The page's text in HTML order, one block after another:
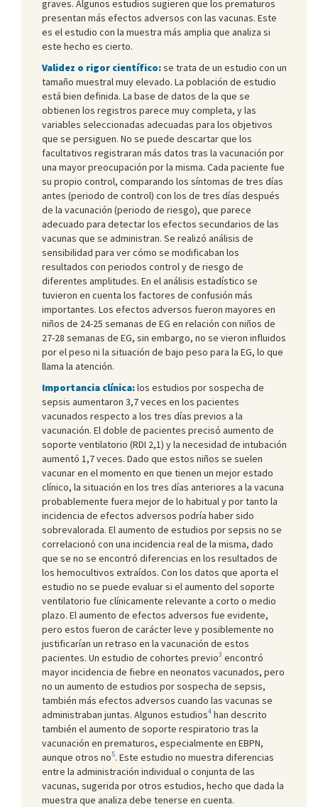
graves. Algunos estudios sugieren que los prematuros
presentan más efectos adversos con las vacunas. Este
es el estudio con la muestra más amplia que analiza si
este hecho es cierto.
Validez o rigor científico:se trata de un estudio con un
tamaño muestral muy elevado. La población de estudio
está bien definida. La base de datos de la que se
obtienen los registros parece muy completa, y las
variables seleccionadas adecuadas para los objetivos
que se persiguen. No se puede descartar que los
facultativos registraran más datos tras la vacunación por
una mayor preocupación por la misma. Cada paciente fue
su propio control, comparando los síntomas de tres días
antes (periodo de control) con los de tres días después
de la vacunación (periodo de riesgo), que parece
adecuado para detectar los efectos secundarios de las
vacunas que se administran. Se realizó análisis de
sensibilidad para ver cómo se modificaban los
resultados con periodos control y de riesgo de
diferentes amplitudes. En el análisis estadístico se
tuvieron en cuenta los factores de confusión más
importantes. Los efectos adversos fueron mayores en
niños de 24-25 semanas de EG en relación con niños de
27-28 semanas de EG, sin embargo, no se vieron influidos
por el peso ni la situación de bajo peso para la EG, lo que
llama la atención.
Importancia clínica:los estudios por sospecha de
sepsis aumentaron 3,7 veces en los pacientes
vacunados respecto a los tres días previos a la
vacunación. El doble de pacientes precisó aumento de
soporte ventilatorio (RDI 2,1) y la necesidad de intubación
aumentó 1,7 veces. Dado que estos niños se suelen
vacunar en el momento en que tienen un mejor estado
clínico, la situación en los tres días anteriores a la vacuna
probablemente fuera mejor de lo habitual y por tanto la
incidencia de efectos adversos podría haber sido
sobrevalorada. El aumento de estudios por sepsis no se
correlacionó con una incidencia real de la misma, dado
que se no se encontró diferencias en los resultados de
los hemocultivos extraídos. Con los datos que aporta el
estudio no se puede evaluar si el aumento del soporte
ventilatorio fue clínicamente relevante a corto o medio
plazo. El aumento de efectos adversos fue evidente,
pero estos fueron de carácter leve y posiblemente no
justificarían un retraso en la vacunación de estos
pacientes. Un estudio de cohortes previo3 encontró
mayor incidencia de fiebre en neonatos vacunados, pero
no un aumento de estudios por sospecha de sepsis,
también más efectos adversos cuando las vacunas se
administraban juntas. Algunos estudios4 han descrito
también el aumento de soporte respiratorio tras la
vacunación en prematuros, especialmente en EBPN,
aunque otros no5. Este estudio no muestra diferencias
entre la administración individual o conjunta de las
vacunas, sugerida por otros estudios, hecho que dada la
muestra que analiza debe tenerse en cuenta.